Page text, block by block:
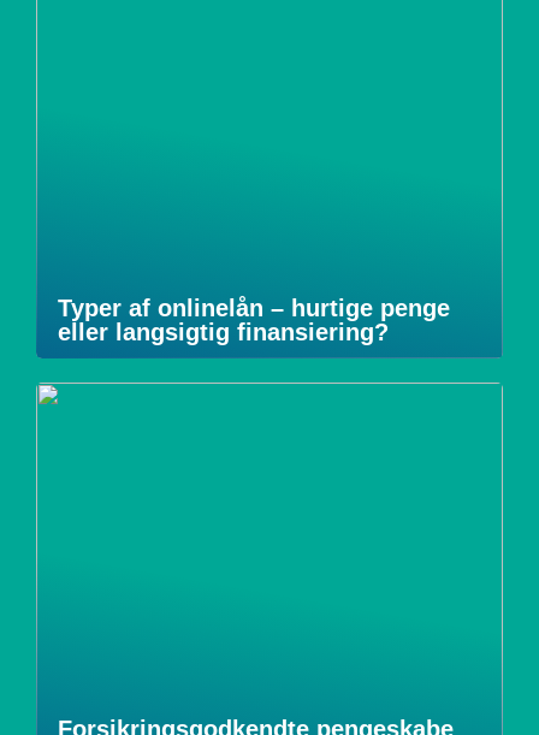
Typer af onlinelån – hurtige penge
eller langsigtig finansiering?
Forsikringsgodkendte pengeskabe